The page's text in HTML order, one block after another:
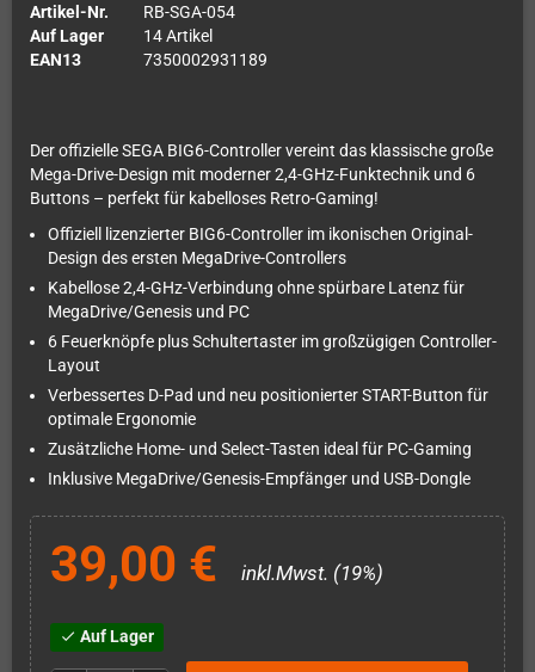
Artikel-Nr.
RB-SGA-054
Auf Lager
14 Artikel
EAN13
7350002931189
Der offizielle SEGA BIG6-Controller vereint das klassische große
Mega-Drive-Design mit moderner 2,4-GHz-Funktechnik und 6
Buttons – perfekt für kabelloses Retro-Gaming!
Offiziell lizenzierter BIG6-Controller im ikonischen Original-
Design des ersten MegaDrive-Controllers
Kabellose 2,4-GHz-Verbindung ohne spürbare Latenz für
MegaDrive/Genesis und PC
6 Feuerknöpfe plus Schultertaster im großzügigen Controller-
Layout
Verbessertes D-Pad und neu positionierter START-Button für
optimale Ergonomie
Zusätzliche Home- und Select-Tasten ideal für PC-Gaming
Inklusive MegaDrive/Genesis-Empfänger und USB-Dongle
39,00 € inkl.Mwst. (19%)
check Auf Lager